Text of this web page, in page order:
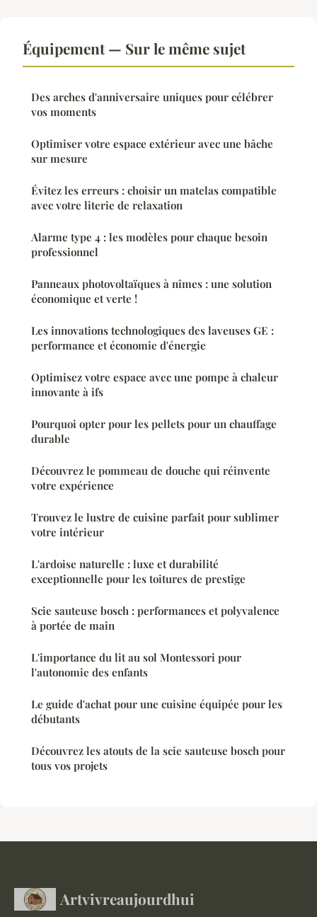
Équipement — Sur le même sujet
Des arches d'anniversaire uniques pour célébrer
vos moments
Optimiser votre espace extérieur avec une bâche
sur mesure
Évitez les erreurs : choisir un matelas compatible
avec votre literie de relaxation
Alarme type 4 : les modèles pour chaque besoin
professionnel
Panneaux photovoltaïques à nîmes : une solution
économique et verte !
Les innovations technologiques des laveuses GE :
performance et économie d'énergie
Optimisez votre espace avec une pompe à chaleur
innovante à ifs
Pourquoi opter pour les pellets pour un chauffage
durable
Découvrez le pommeau de douche qui réinvente
votre expérience
Trouvez le lustre de cuisine parfait pour sublimer
votre intérieur
L'ardoise naturelle : luxe et durabilité
exceptionnelle pour les toitures de prestige
Scie sauteuse bosch : performances et polyvalence
à portée de main
L'importance du lit au sol Montessori pour
l'autonomie des enfants
Le guide d'achat pour une cuisine équipée pour les
débutants
Découvrez les atouts de la scie sauteuse bosch pour
tous vos projets
Artvivreaujourdhui